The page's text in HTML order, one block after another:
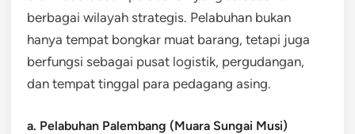
berbagai wilayah strategis. Pelabuhan bukan
hanya tempat bongkar muat barang, tetapi juga
berfungsi sebagai pusat logistik, pergudangan,
dan tempat tinggal para pedagang asing.
a. Pelabuhan Palembang (Muara Sungai Musi)